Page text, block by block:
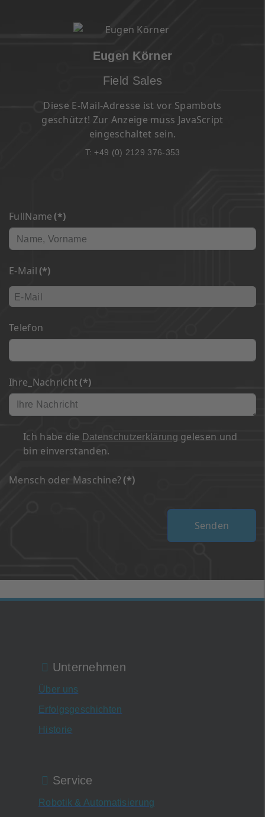
Eugen Körner
Field Sales
Diese E-Mail-Adresse ist vor Spambots
geschützt! Zur Anzeige muss JavaScript
eingeschaltet sein.
T: +49 (0) 2129 376-353
FullName (*)
E-Mail (*)
Telefon
Ihre_Nachricht (*)
Ich habe die Datenschutzerklärung gelesen und
bin einverstanden.
Mensch oder Maschine?(*)
Senden
Unternehmen
Über uns
Erfolgsgeschichten
Historie
Service
Robotik & Automatisierung